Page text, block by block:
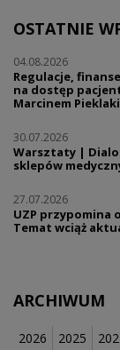
OSTATNIE
04.08.2026
Regulacje,
na dostęp
Marcinem
30.07.2026
Warsztaty |
sklepów
27.07.2026
UZP przypomina
Temat wciąż
ARCHIWUM
2026 2025